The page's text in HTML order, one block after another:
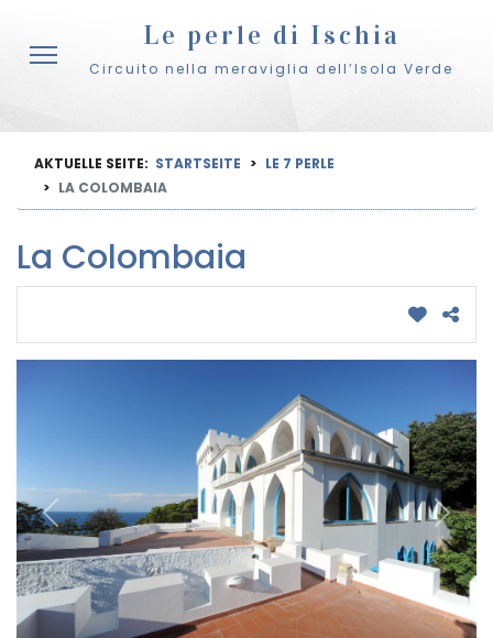
Le perle di Ischia
Circuito nella meraviglia dell’Isola Verde
AKTUELLE SEITE: STARTSEITE
LE 7 PERLE
LA COLOMBAIA
La Colombaia
Zurück Weiter